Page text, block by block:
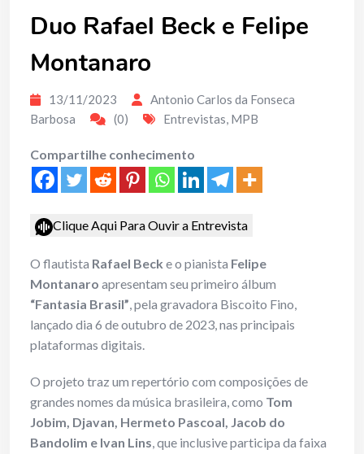
Duo Rafael Beck e Felipe
Montanaro
13/11/2023
Antonio Carlos da Fonseca
Barbosa
(0) Entrevistas, MPB
Compartilhe conhecimento
Clique Aqui Para Ouvir a Entrevista
O flautista Rafael Beck e o pianista Felipe
Montanaro apresentam seu primeiro álbum
“Fantasia Brasil”, pela gravadora Biscoito Fino,
lançado dia 6 de outubro de 2023, nas principais
plataformas digitais.
O projeto traz um repertório com composições de
grandes nomes da música brasileira, como Tom
Jobim, Djavan, Hermeto Pascoal, Jacob do
Bandolim e Ivan Lins, que inclusive participa da faixa